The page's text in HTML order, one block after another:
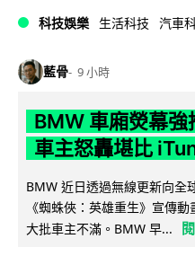
科技娛樂 生活科技 汽車
藍骨 9 小時
BMW 車廂熒幕
車主怒轟堪比
BMW 近日透過無線更新向全
《蜘蛛俠：英雄重生》宣傳
大批車主不滿。BMW 早...